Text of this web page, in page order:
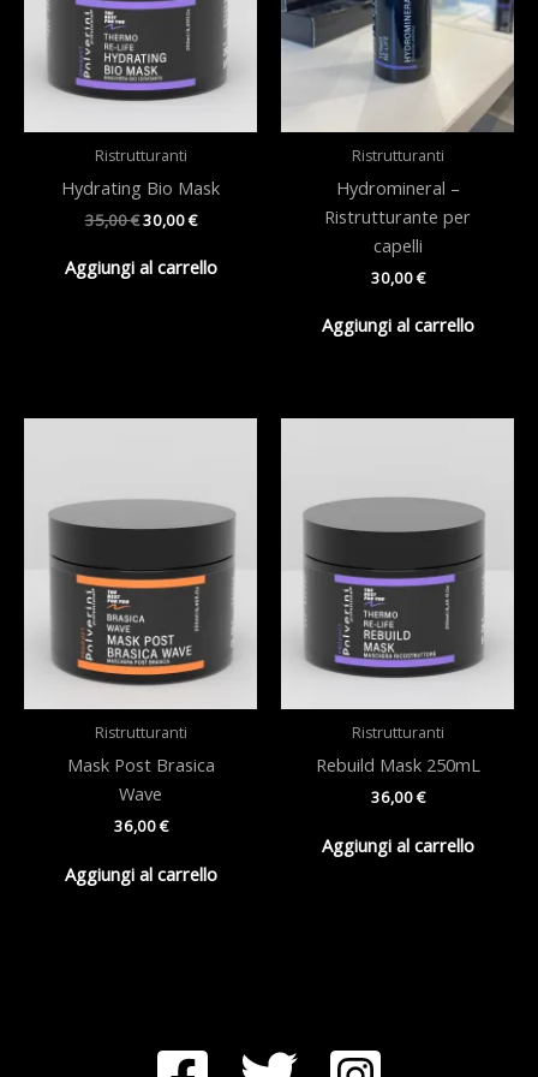
Ristrutturanti
Hydrating Bio Mask
35,00€Il
originale
era:
30,00€Il
attuale
è:
Aggiungi al carrello
Ristrutturanti
Hydromineral –
Ristrutturante per
capelli
30,00€
Aggiungi al carrello
Ristrutturanti
Mask Post Brasica
Wave
36,00€
Aggiungi al carrello
Ristrutturanti
Rebuild Mask 250mL
36,00€
Aggiungi al carrello